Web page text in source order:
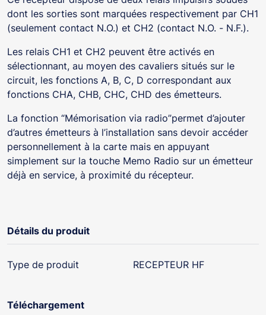
dont les sorties sont marquées respectivement par CH1
(seulement contact N.O.) et CH2 (contact N.O. - N.F.).
Les relais CH1 et CH2 peuvent être activés en
sélectionnant, au moyen des cavaliers situés sur le
circuit, les fonctions A, B, C, D correspondant aux
fonctions CHA, CHB, CHC, CHD des émetteurs.
La fonction “Mémorisation via radio”permet d’ajouter
d’autres émetteurs à l’installation sans devoir accéder
personnellement à la carte mais en appuyant
simplement sur la touche Memo Radio sur un émetteur
déjà en service, à proximité du récepteur.
Détails du produit
Type de produit RECEPTEUR HF
Téléchargement